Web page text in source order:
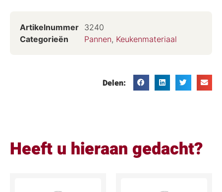
Artikelnummer 3240
Categorieën
Pannen, Keukenmateriaal
Delen:
Heeft u hieraan gedacht?